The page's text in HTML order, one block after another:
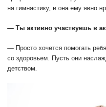
на гимнастику, и она ему явно
— Ты активно участвуешь в
— Просто хочется помогать
со здоровьем. Пусть они
детством.